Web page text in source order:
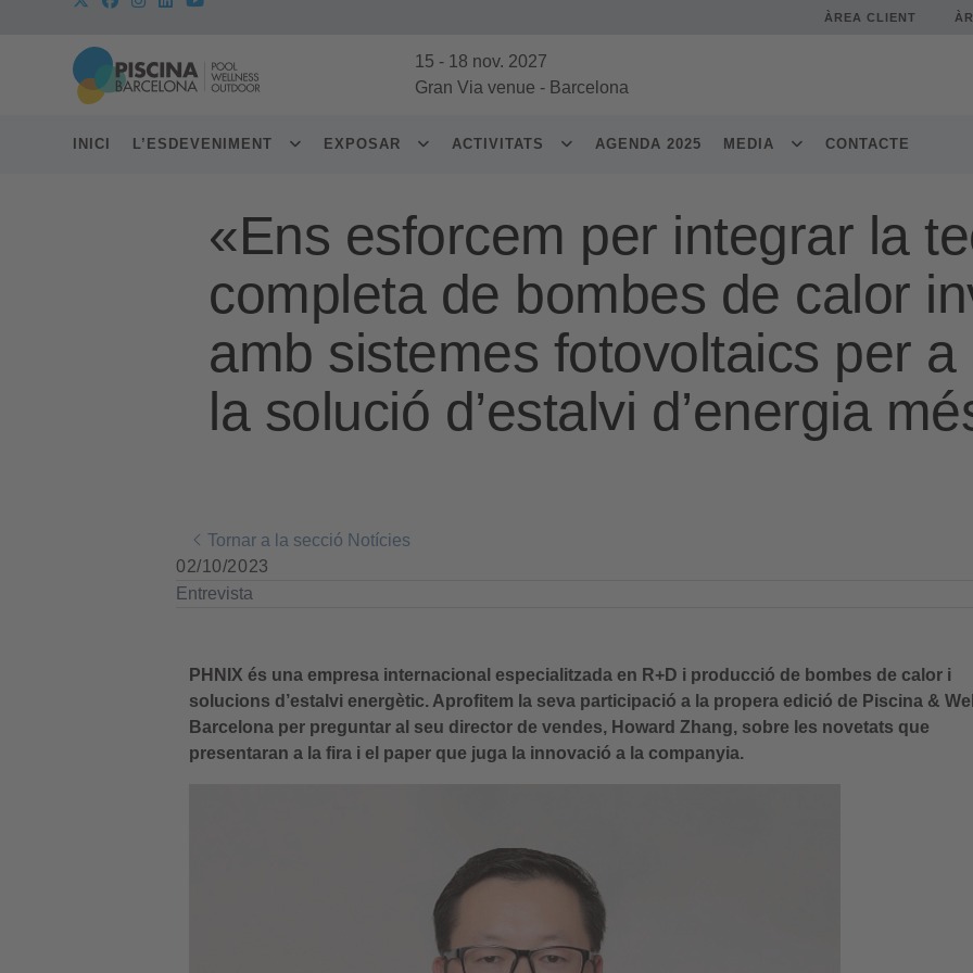
ÀREA CLIENT
15 - 18 nov. 2027
Gran Via venue - Barcelona
INICI L’ESDEVENIMENT EXPOSAR ACTIVITATS AGENDA 2025 MEDIA CONTACTE
«Ens esforcem per integrar la
completa de bombes de calor
amb sistemes fotovoltaics per
la solució d’estalvi d’energia
Tornar a la secció Notícies
02/10/2023
Entrevista
PHNIX és una empresa internacional especialitzada en R+D i producció de bombes de calor i
solucions d’estalvi energètic. Aprofitem la seva participació a la propera edició de Piscina &
Barcelona per preguntar al seu director de vendes, Howard Zhang, sobre les novetats que
presentaran a la fira i el paper que juga la innovació a la companyia.